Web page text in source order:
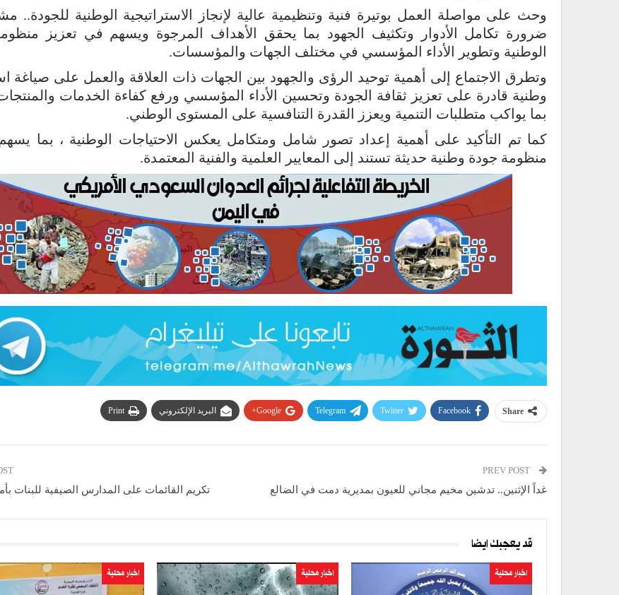
وحث على مواصلة العمل بوتيرة فنية وتنظيمية عالية لإنجاز الاستراتيجية الوطنية للجودة..
ضرورة تكامل الأدوار وتكثيف الجهود بما يحقق الأهداف المرجوة ويسهم في تعزيز
الوطنية وتطوير الأداء المؤسسي في مختلف الجهات والمؤسسات.
وتطرق الاجتماع إلى أهمية توحيد الرؤى والجهود بين الجهات ذات العلاقة والعمل على صياغة
وطنية قادرة على تعزيز ثقافة الجودة وتحسين الأداء المؤسسي ورفع كفاءة الخدمات
بما يواكب متطلبات التنمية ويعزز القدرة التنافسية على المستوى الوطني.
كما تم التأكيد على أهمية إعداد تصور شامل ومتكامل يعكس الاحتياجات الوطنية ، بما
منظومة جودة وطنية حديثة تستند إلى المعايير العلمية والفنية المعتمدة.
Share
Facebook
Twitter
Telegram
Google+ البريد الإلكتروني Print
غداً الإثنين.. تدشين مخيم مجاني للعيون بمديرية دمت في الضالع تكريم القائمات على المدارس الصيفية للبنات
قد يعجبك ايضا
اخبار محلية اخبار محلية اخبار محلية